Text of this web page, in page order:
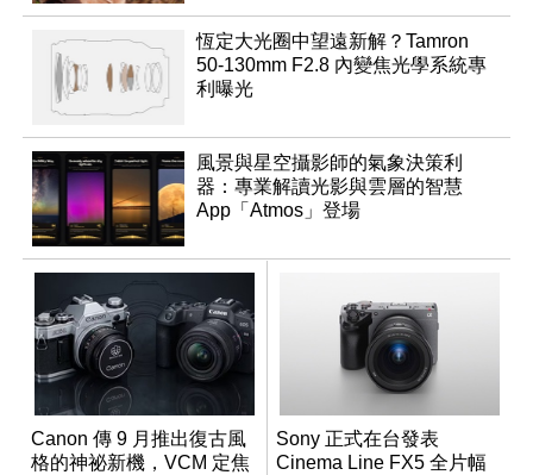
恆定大光圈中望遠新解？Tamron
50-130mm F2.8 內變焦光學系統專
利曝光
風景與星空攝影師的氣象決策利
器：專業解讀光影與雲層的智慧
App「Atmos」登場
Canon 傳 9 月推出復古風
格的神祕新機，VCM 定焦
Sony 正式在台發表
Cinema Line FX5 全片幅